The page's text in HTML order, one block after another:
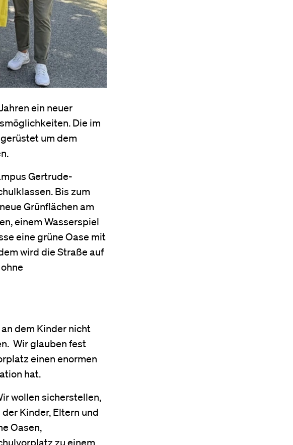
ein neuer
Die im
um dem
Gertrude-
Bis zum
Grünflächen am
einem Wasserspiel
eine grüne Oase mit
wird die Straße auf
dem Kinder nicht
Wir glauben fest
einen enormen
hat.
wollen sicherstellen,
Kinder, Eltern und
Oasen,
zu einem